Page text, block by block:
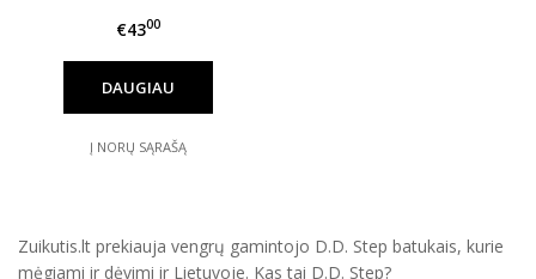
€4300
DAUGIAU
Į NORŲ SĄRAŠĄ
Zuikutis.lt prekiauja vengrų gamintojo D.D. Step batukais, kurie
mėgiami ir dėvimi ir Lietuvoje. Kas tai D.D. Step?